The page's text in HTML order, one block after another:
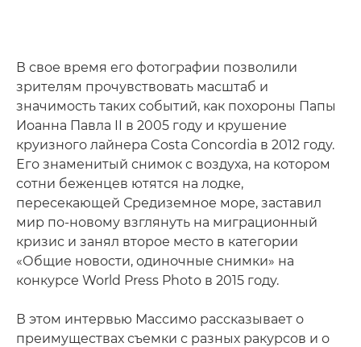
В свое время его фотографии позволили
зрителям прочувствовать масштаб и
значимость таких событий, как похороны Папы
Иоанна Павла II в 2005 году и крушение
круизного лайнера Costa Concordia в 2012 году.
Его знаменитый снимок с воздуха, на котором
сотни беженцев ютятся на лодке,
пересекающей Средиземное море, заставил
мир по-новому взглянуть на миграционный
кризис и занял второе место в категории
«Общие новости, одиночные снимки» на
конкурсе World Press Photo в 2015 году.
В этом интервью Массимо рассказывает о
преимуществах съемки с разных ракурсов и о